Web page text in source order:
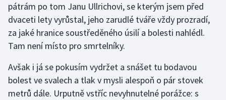
Moderní pětiboj
Motorsport
Olympijské hry
Parasport
pátrám po tom Janu Ullrichovi, se kterým jsem před
dvaceti lety vyrůstal, jeho zarudlé tváře vždy prozradí,
za jaké hranice soustředěného úsilí a bolesti nahlédl.
Tam není místo pro smrtelníky.
Avšak i já se pokusím vydržet a snášet tu bodavou
bolest ve svalech a tlak v mysli alespoň o pár stovek
metrů dále. Urputně vstříc nevyhnutelné porážce: s